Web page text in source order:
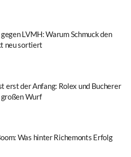
LVMH: Warum Schmuck den
neu sortiert
erst der Anfang: Rolex und Bucherer
großen Wurf
Was hinter Richemonts Erfolg